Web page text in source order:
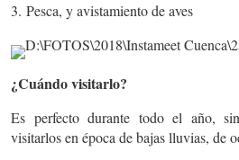
3. Pesca, y avistamiento de aves
¿Cuándo visitarlo?
Es perfecto durante todo el año,
visitarlos en época de bajas lluvias, de